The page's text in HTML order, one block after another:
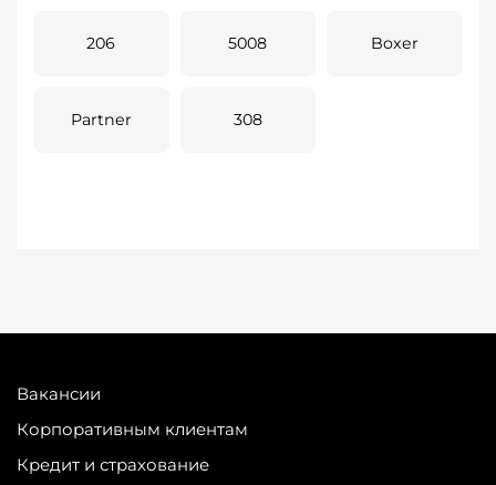
206 5008 Boxer
Partner 308
Вакансии
Корпоративным клиентам
Кредит и страхование